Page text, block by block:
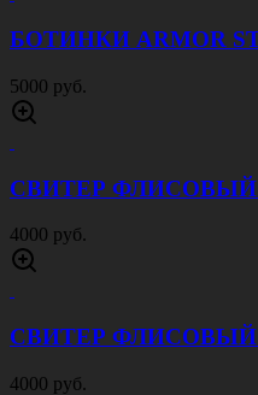
БОТИНКИ ARMOR
5000 руб.
СВИТЕР
4000 руб.
СВИТЕР
4000 руб.